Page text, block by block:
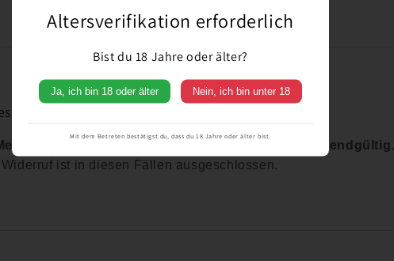
& Veranstaltungen
oder Veranstaltungen getätigt werden, sind endgültig.
ist in diesen Fällen ausgeschlossen.
Altersverifikation erforderlich
Bist du 18 Jahre oder älter?
Ja, ich bin 18 oder älter Nein, ich bin unter 18
Mit dem Betreten bestätigst du, dass du 18 Jahre oder älter bist.